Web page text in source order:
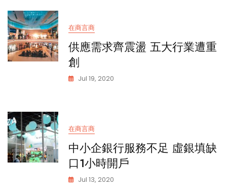
在商言商
供應需求齊震盪 五大行業遭重
創
Jul 19, 2020
在商言商
中小企銀行服務不足 虛銀填缺
口1小時開戶
Jul 13, 2020